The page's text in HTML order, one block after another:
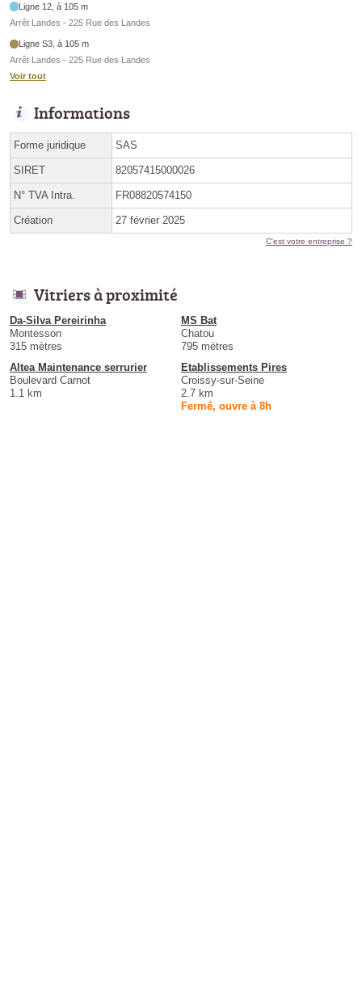
Ligne 12, à 105 m
Arrêt Landes - 225 Rue des Landes
Ligne S3, à 105 m
Arrêt Landes - 225 Rue des Landes
Voir tout
Informations
Forme juridique SAS
SIRET 82057415000026
N° TVA Intra. FR08820574150
Création 27 février 2025
C'est votre entreprise ?
Vitriers à proximité
Da-Silva Pereirinha
Montesson
315 mètres
MS Bat
Chatou
795 mètres
Altea Maintenance serrurier
Boulevard Carnot
1.1 km
Etablissements Pires
Croissy-sur-Seine
2.7 km
Fermé, ouvre à 8h